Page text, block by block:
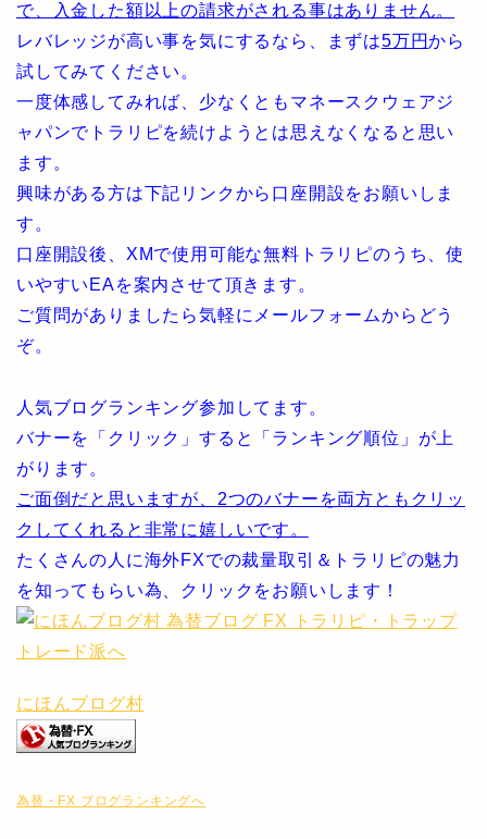
で、入金した額以上の請求がされる事はありません。
レバレッジが高い事を気にするなら、まずは5万円から
試してみてください。
一度体感してみれば、少なくともマネースクウェアジ
ャパンでトラリピを続けようとは思えなくなると思い
ます。
興味がある方は下記リンクから口座開設をお願いしま
す。
口座開設後、XMで使用可能な無料トラリピのうち、使
いやすいEAを案内させて頂きます。
ご質問がありましたら気軽にメールフォームからどう
ぞ。
人気ブログランキング参加してます。
バナーを「クリック」すると「ランキング順位」が上
がります。
ご面倒だと思いますが、2つのバナーを両方ともクリッ
クしてくれると非常に嬉しいです。
たくさんの人に海外FXでの裁量取引＆トラリピの魅力
を知ってもらい為、クリックをお願いします！
にほんブログ村
為替・FX ブログランキングへ